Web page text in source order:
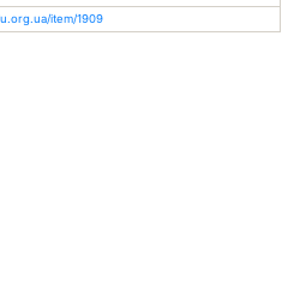
item/1909